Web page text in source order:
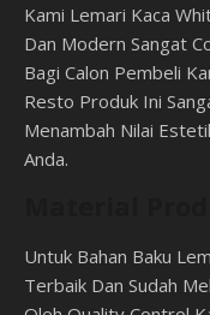
Kami Lemari Kaca
Dan Modern Sangat
Bagi Calon Pembeli
Resto Produk Ini
Menambah Nilai
Anda.
Untuk Bahan Baku
Terbaik Dan Sudah